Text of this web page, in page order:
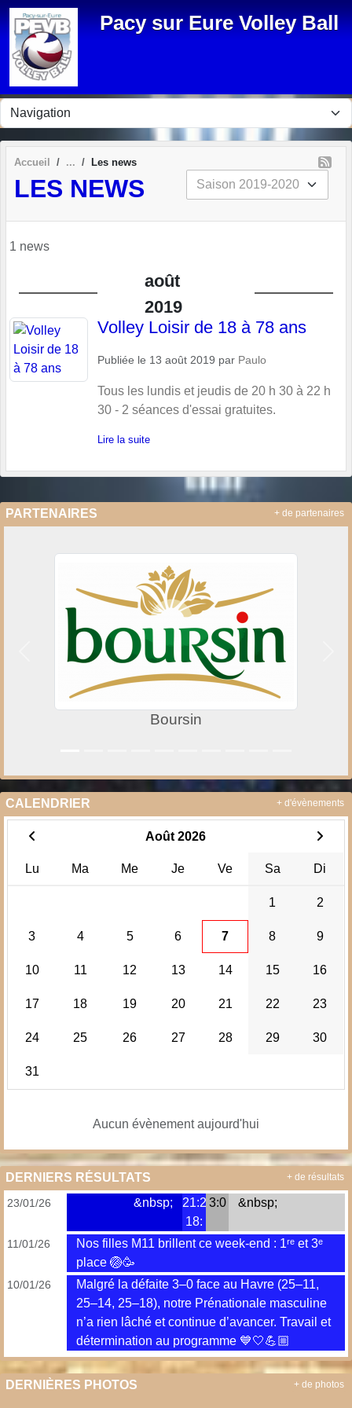
Pacy sur Eure Volley Ball
Accueil Les news
LES NEWS
1 news
août
2019
Volley Loisir de 18 à 78 ans
Publiée le 13 août 2019 par Paulo
Tous les lundis et jeudis de 20 h 30 à 22 h
30 - 2 séances d'essai gratuites.
Lire la suite
PARTENAIRES
Boursin
Précedent
+ de partenaires
CALENDRIER
Août 2026
Lu Ma Me Je Ve Sa Di
1 2
3 4 5 6 7 8 9
10 11 12 13 14 15 16
17 18 19 20 21 22 23
24 25 26 27 28 29 30
31
Aucun évènement aujourd'hui
+ d'évènements
DERNIERS RÉSULTATS
23/01/26 &nbsp;
21:25;
18:
3:0 &nbsp;
11/01/26
Nos filles M11 brillent ce week-end : 1ʳᵉ et 3ᵉ
place 🏐🥳
10/01/26
Malgré la défaite 3–0 face au Havre (25–11,
25–14, 25–18), notre Prénationale masculine
n’a rien lâché et continue d’avancer. Travail et
détermination au programme 💙🤍💪🏼
+ de résultats
DERNIÈRES PHOTOS + de photos
Panneau de gestion des cookies